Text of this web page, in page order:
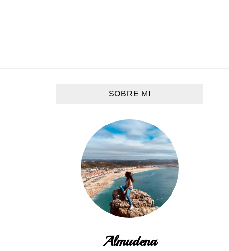
SOBRE MI
Almudena